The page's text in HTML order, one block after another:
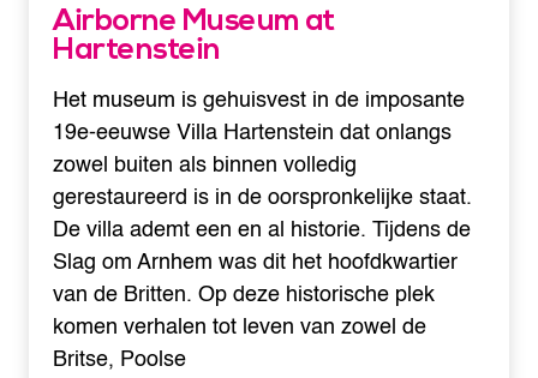
Airborne Museum at
Hartenstein
Het museum is gehuisvest in de imposante
19e-eeuwse Villa Hartenstein dat onlangs
zowel buiten als binnen volledig
gerestaureerd is in de oorspronkelijke staat.
De villa ademt een en al historie. Tijdens de
Slag om Arnhem was dit het hoofdkwartier
van de Britten. Op deze historische plek
komen verhalen tot leven van zowel de
Britse, Poolse